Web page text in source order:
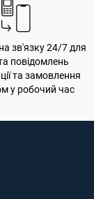
зв'язку 24/7 для
повідомлень
та замовлення
у робочий час